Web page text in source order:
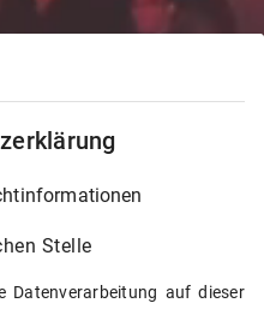
Stelle
Datenverarbeitung auf dieser